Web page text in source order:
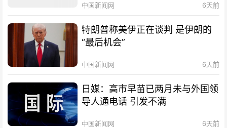
中国新闻网 6天前
特朗普称美伊正在谈判 是伊朗的
“最后机会”
中国新闻网 6天前
日媒：高市早苗已两月未与外国领
导人通电话 引发不满
中国新闻网 6天前